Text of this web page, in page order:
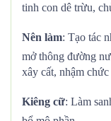
tinh con dê trừu,
Nên làm: Tạo tác
mở thông đường
xây cất, nhậm
Kiêng cữ: Làm